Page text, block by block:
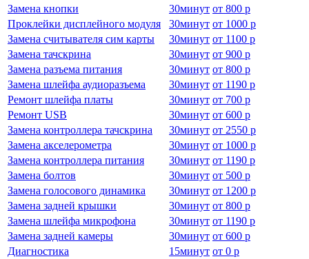
Замена кнопки
30минут от 800 р
Проклейки дисплейного модуля
30минут от 1000 р
Замена считывателя сим карты
30минут от 1100 р
Замена тачскрина
30минут от 900 р
Замена разъема питания
30минут от 800 р
Замена шлейфа аудиоразъема
30минут от 1190 р
Ремонт шлейфа платы
30минут от 700 р
Ремонт USB
30минут от 600 р
Замена контроллера тачскрина
30минут от 2550 р
Замена акселерометра
30минут от 1000 р
Замена контроллера питания
30минут от 1190 р
Замена болтов
30минут от 500 р
Замена голосового динамика
30минут от 1200 р
Замена задней крышки
30минут от 800 р
Замена шлейфа микрофона
30минут от 1190 р
Замена задней камеры
30минут от 600 р
Диагностика
15минут от 0 р